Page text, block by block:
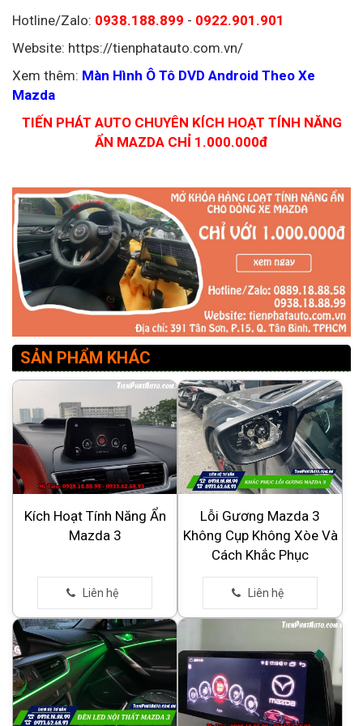
Hotline/Zalo: 0938.188.899 - 0922.901.901
Website: https://tienphatauto.com.vn/
Xem thêm: Màn Hình Ô Tô DVD Android Theo Xe
Mazda
TIẾN PHÁT AUTO CHUYÊN KÍCH HOẠT TÍNH NĂNG
ẨN MAZDA CHỈ 1.000.000đ
SẢN PHẨM KHÁC
Kích Hoạt Tính Năng Ẩn
Mazda 3
Lỗi Gương Mazda 3
Không Cụp Không Xòe Và
Cách Khắc Phục